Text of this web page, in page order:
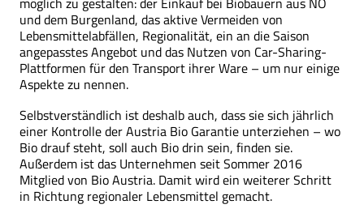
und dem Burgenland, das aktive Vermeiden von
Lebensmittelabfällen, Regionalität, ein an die Saison
angepasstes Angebot und das Nutzen von Car-Sharing-
Plattformen für den Transport ihrer Ware – um nur einige
Aspekte zu nennen.
Selbstverständlich ist deshalb auch, dass sie sich jährlich
einer Kontrolle der Austria Bio Garantie unterziehen – wo
Bio drauf steht, soll auch Bio drin sein, finden sie.
Außerdem ist das Unternehmen seit Sommer 2016
Mitglied von Bio Austria. Damit wird ein weiterer Schritt
in Richtung regionaler Lebensmittel gemacht.